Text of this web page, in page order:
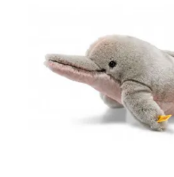
海外からのお取り寄せと言う
んと届きますか？
ご安心ください！商品は確実
「ChatGPTを利用したと
んを紹介さ
埼玉県 S